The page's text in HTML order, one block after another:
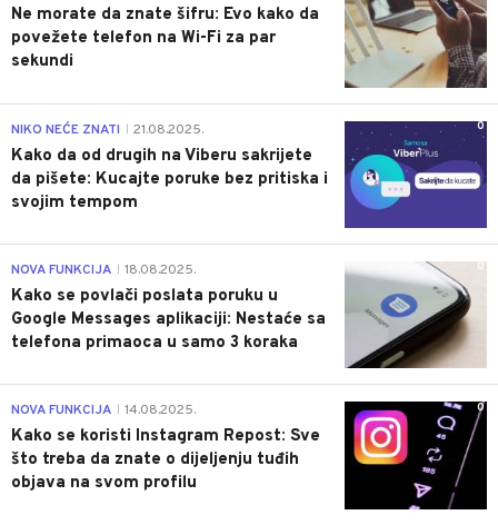
Ne morate da znate šifru: Evo kako da
povežete telefon na Wi-Fi za par
sekundi
0
NIKO NEĆE ZNATI 21.08.2025.
Kako da od drugih na Viberu sakrijete
da pišete: Kucajte poruke bez pritiska i
svojim tempom
0
NOVA FUNKCIJA 18.08.2025.
Kako se povlači poslata poruku u
Google Messages aplikaciji: Nestaće sa
telefona primaoca u samo 3 koraka
0
NOVA FUNKCIJA 14.08.2025.
Kako se koristi Instagram Repost: Sve
što treba da znate o dijeljenju tuđih
objava na svom profilu